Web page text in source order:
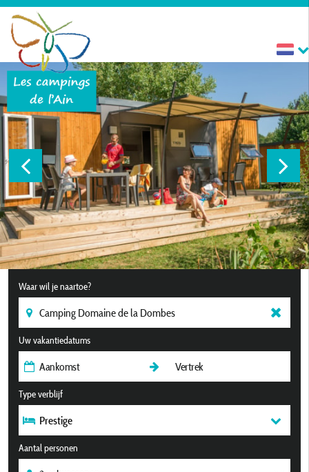
Waar wil je naartoe?
Uw vakantiedatums
Type verblijf
Prestige
Aantal personen